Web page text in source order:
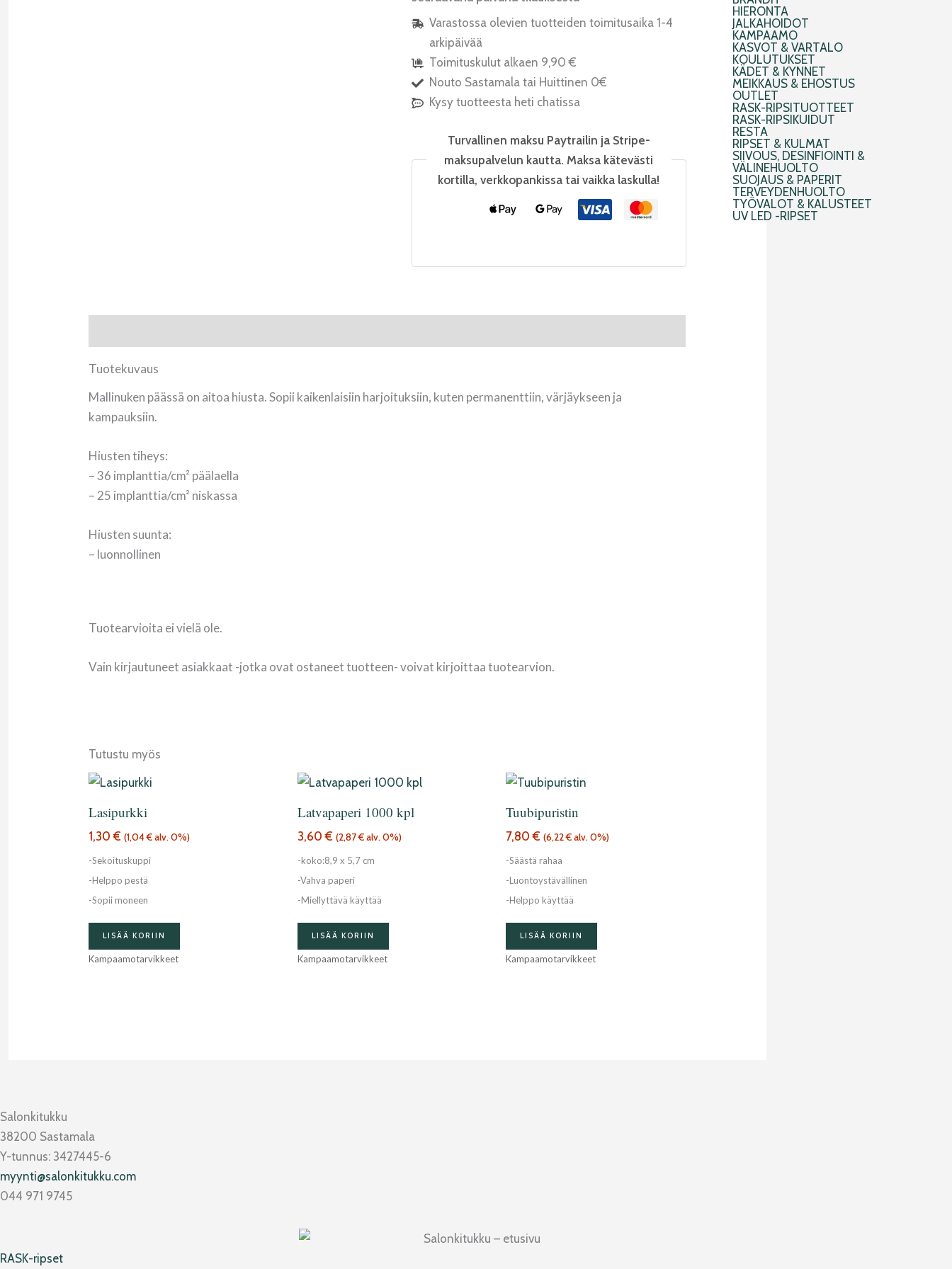
Varastossa olevien tuotteiden toimitusaika 1-4
arkipäivää
Toimituskulut alkaen 9,90 €
Nouto Sastamala tai Huittinen 0€
Kysy tuotteesta heti chatissa
Turvallinen maksu Paytrailin ja Stripe-
maksupalvelun kautta. Maksa kätevästi
kortilla, verkkopankissa tai vaikka laskulla!
Tuotekuvaus
Mallinuken päässä on aitoa hiusta. Sopii kaikenlaisiin harjoituksiin, kuten permanenttiin, värjäykseen ja
kampauksiin.
Hiusten tiheys:
– 36 implanttia/cm² päälaella
– 25 implanttia/cm² niskassa
Hiusten suunta:
– luonnollinen
Tuotearvioita ei vielä ole.
Vain kirjautuneet asiakkaat -jotka ovat ostaneet tuotteen- voivat kirjoittaa tuotearvion.
Tutustu myös
Lasipurkki
1,30€ (1,04€alv. 0%)
-Sekoituskuppi
-Helppo pestä
-Sopii moneen
LISÄÄ KORIIN
Kampaamotarvikkeet
Latvapaperi 1000 kpl
3,60€ (2,87€alv. 0%)
-koko:8,9 x 5,7 cm
-Vahva paperi
-Miellyttävä käyttää
LISÄÄ KORIIN
Kampaamotarvikkeet
Tuubipuristin
7,80€ (6,22€alv. 0%)
-Säästä rahaa
-Luontoystävällinen
-Helppo käyttää
LISÄÄ KORIIN
Kampaamotarvikkeet
HIERONTA
JALKAHOIDOT
KAMPAAMO
KASVOT & VARTALO
KOULUTUKSET
KÄDET & KYNNET
MEIKKAUS & EHOSTUS
OUTLET
RASK-RIPSITUOTTEET
RASK-RIPSIKUIDUT
RESTA
RIPSET & KULMAT
SIIVOUS, DESINFIOINTI &
VÄLINEHUOLTO
SUOJAUS & PAPERIT
TERVEYDENHUOLTO
TYÖVALOT & KALUSTEET
UV LED -RIPSET
Salonkitukku
38200 Sastamala
Y-tunnus: 3427445-6
myynti@salonkitukku.com
044 971 9745
RASK-ripset